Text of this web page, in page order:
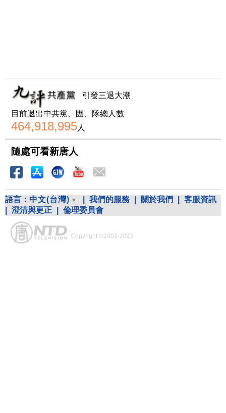
引發三退大潮
目前退出中共黨、團、隊總人數
464,918,995人
隨處可看新唐人
語言： 中文(台灣) 我們的服務 關於我們
客服資訊
澄清與更正 倫理委員會
Copyright ©2002-2023